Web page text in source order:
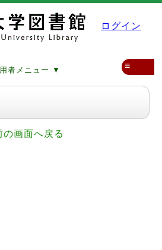
ログイン
者メニュー ▼ ≡
の画面へ戻る